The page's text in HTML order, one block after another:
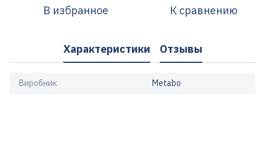
В избранное К сравнению
Характеристики Отзывы
Виробник Metabo